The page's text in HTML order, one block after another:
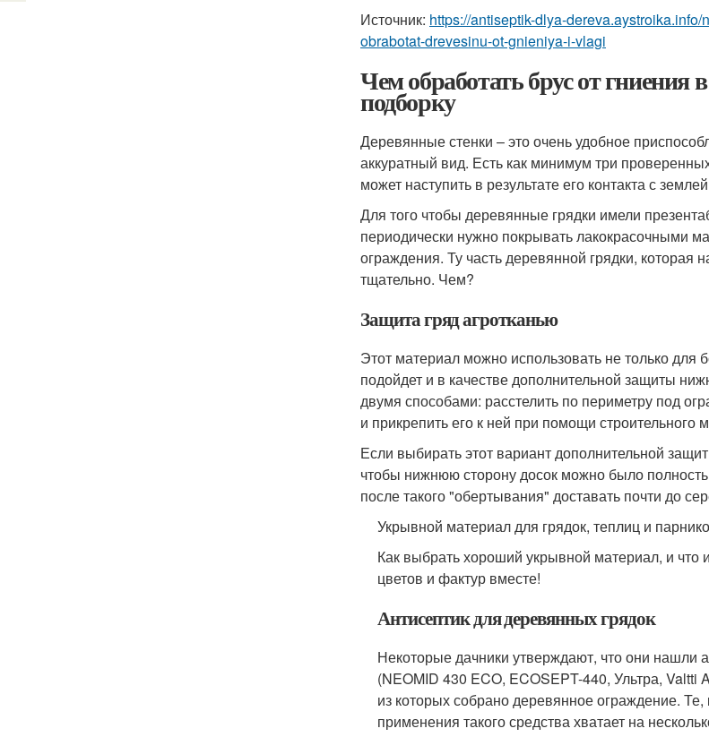
Источник: https://antiseptik-dlya-
obrabotat-drevesinu-ot-gnieniya-i-vlagi
Чем обработать брус от гниения
подборку
Деревянные стенки – это очень удобное
аккуратный вид. Есть как минимум три
может наступить в результате его контакта с
Для того чтобы деревянные грядки имели
периодически нужно покрывать лакокрасочными
ограждения. Ту часть деревянной грядки,
тщательно. Чем?
Защита гряд агротканью
Этот материал можно использовать не только
подойдет и в качестве дополнительной защиты
двумя способами: расстелить по периметру под
и прикрепить его к ней при помощи строительного
Если выбирать этот вариант дополнительной
чтобы нижнюю сторону досок можно было
после такого "обертывания" доставать почти до
Укрывной материал для грядок, теплиц и
Как выбрать хороший укрывной материал, и
цветов и фактур вместе!
Антисептик для деревянных грядок
Некоторые дачники утверждают, что они нашли
(NEOMID 430 ECO, ECOSEPT-440, Ультра,
из которых собрано деревянное ограждение.
применения такого средства хватает на